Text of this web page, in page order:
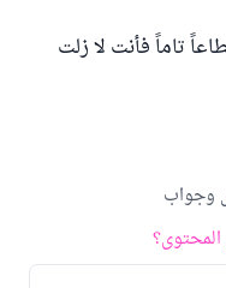
تاماً فأنت لا زلت
وجواب